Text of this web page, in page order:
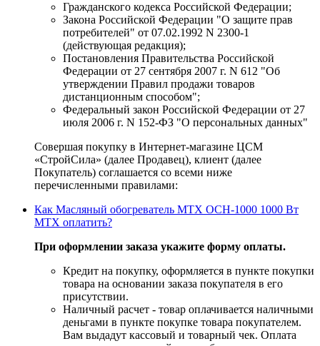
Гражданского кодекса Российской Федерации;
Закона Российской Федерации "О защите прав
потребителей" от 07.02.1992 N 2300-1
(действующая редакция);
Постановления Правительства Российской
Федерации от 27 сентября 2007 г. N 612 "Об
утверждении Правил продажи товаров
дистанционным способом";
Федеральный закон Российской Федерации от 27
июля 2006 г. N 152-ФЗ "О персональных данных"
Совершая покупку в Интернет-магазине ЦСМ
«СтройСила» (далее Продавец), клиент (далее
Покупатель) соглашается со всеми ниже
перечисленными правилами:
Как Масляный обогреватель MTX OCH-1000 1000 Вт
MTX оплатить?
При оформлении заказа укажите форму оплаты.
Кредит на покупку, оформляется в пункте покупки
товара на основании заказа покупателя в его
присутствии.
Наличный расчет - товар оплачивается наличными
деньгами в пункте покупке товара покупателем.
Вам выдадут кассовый и товарный чек. Оплата